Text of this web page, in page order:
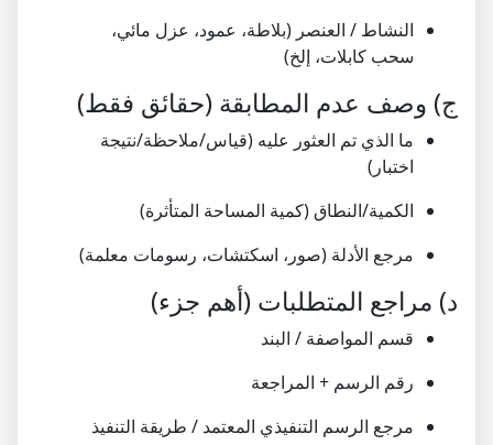
النشاط / العنصر (بلاطة، عمود، عزل مائي،
سحب كابلات، إلخ)
ج) وصف عدم المطابقة (حقائق فقط)
ما الذي تم العثور عليه (قياس/ملاحظة/نتيجة
اختبار)
الكمية/النطاق (كمية المساحة المتأثرة)
مرجع الأدلة (صور، اسكتشات، رسومات معلمة)
د) مراجع المتطلبات (أهم جزء)
قسم المواصفة / البند
رقم الرسم + المراجعة
مرجع الرسم التنفيذي المعتمد / طريقة التنفيذ